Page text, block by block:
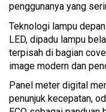
penggunanya yang
Teknologi lampu
LED, dipadu lampu
terpisah di bagian
image modern dan
Panel meter digital
penunjuk kecepatan,